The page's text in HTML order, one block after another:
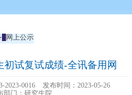
网上公示
初试复试成绩-全讯备用网
2023-0016
发布时间：2023-05-26
部门：研究生院